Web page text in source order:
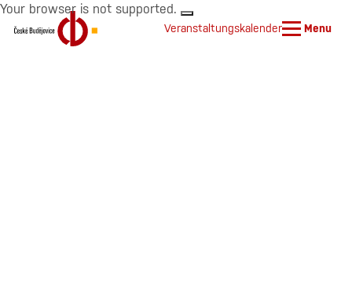
Your browser is not supported.
Veranstaltungskalender Menu